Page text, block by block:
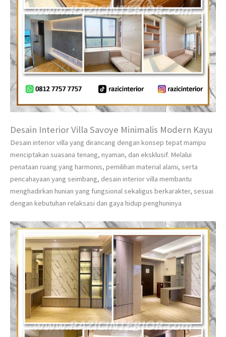
Desain Interior Villa Savoye Minimalis Modern Kayu
Desain interior villa yang dirancang dengan konsep tepat mampu
menciptakan suasana tenang, nyaman, dan eksklusif. Melalui
penataan ruang yang harmonis, pemilihan material alami, serta
pencahayaan yang seimbang, desain interior villa membantu
menghadirkan hunian yang fungsional sekaligus berkarakter, sesuai
dengan kebutuhan relaksasi dan gaya hidup penghuninya